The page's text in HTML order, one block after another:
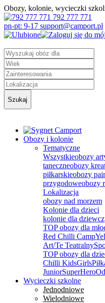
Obozy, kolonie, wycieczki
792 777 771
pn-pt: 9-17 support@camport.pl
Szukaj
Obozy i kolonie
Tematyczne
Wszystkieobozy
taneczneobozy
piłkarskieobozy
przygodoweobozy
Lokalizacja
obozy nad morzem
Kolonie dla dzieci
kolonie dla
TOP obozy dla
Red Chilli Camp
Art/Te Teatralny
TOP obozy dla
Chilli KidsGirls
JuniorSuperHero
Wycieczki szkolne
Jednodniowe
Wielodniowe